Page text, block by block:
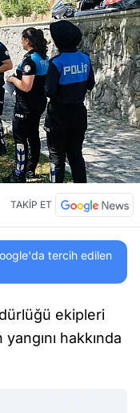
TAKİP ET
tercih edilen
ekipleri
hakkında